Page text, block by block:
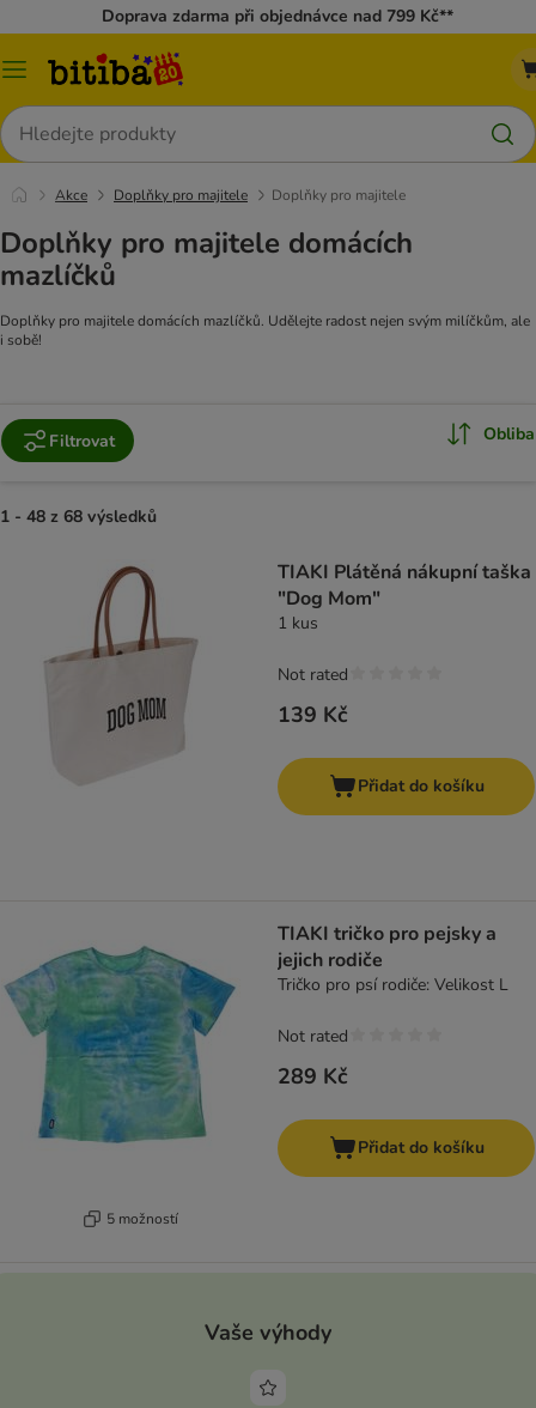
Doprava zdarma při objednávce nad 799 Kč**
Kategorie
Hledat
Akce Doplňky pro majitele Doplňky pro majitele
Doplňky pro majitele domácích
mazlíčků
Doplňky pro majitele domácích mazlíčků. Udělejte radost nejen svým milíčkům, ale
i sobě!
Filtrovat Obliba
1 - 48 z 68 výsledků
TIAKI Plátěná nákupní taška
"Dog Mom"
1 kus
139 Kč
Not rated
Přidat do košíku
5 možností
TIAKI tričko pro pejsky a
jejich rodiče
Tričko pro psí rodiče: Velikost L
289 Kč
Not rated
Přidat do košíku
Vaše výhody